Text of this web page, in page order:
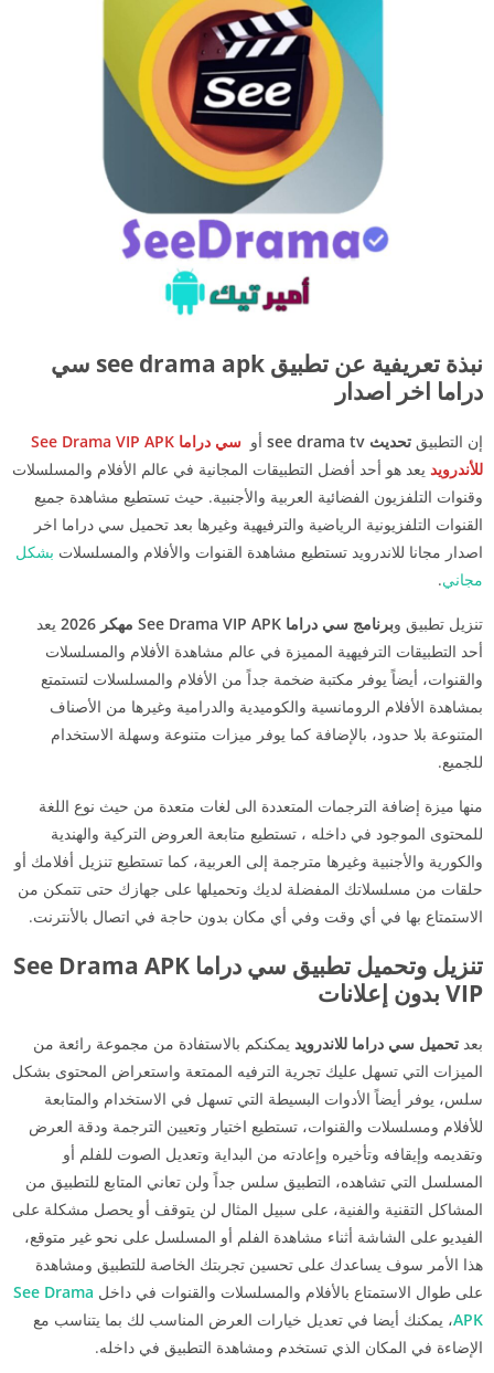
نبذة تعريفية عن تطبيق see drama apk سي
دراما اخر اصدار
إن التطبيق تحديث see drama tv أو
سي دراما See Drama VIP APK
للأندرويد يعد هو أحد أفضل التطبيقات المجانية في عالم الأفلام والمسلسلات
وقنوات التلفزيون الفضائية العربية والأجنبية. حيث تستطيع مشاهدة جميع
القنوات التلفزيونية الرياضية والترفيهية وغيرها بعد تحميل سي دراما اخر
اصدار مجانا للاندرويد تستطيع مشاهدة القنوات والأفلام والمسلسلات بشكل
مجاني.
تنزيل تطبيق وبرنامج سي دراما See Drama VIP APK مهكر 2026
يعد
أحد التطبيقات الترفيهية المميزة في عالم مشاهدة الأفلام والمسلسلات
والقنوات، أيضاً يوفر مكتبة ضخمة جداً من الأفلام والمسلسلات لتستمتع
بمشاهدة الأفلام الرومانسية والكوميدية والدرامية وغيرها من الأصناف
المتنوعة بلا حدود، بالإضافة كما يوفر ميزات متنوعة وسهلة الاستخدام
للجميع.
منها ميزة إضافة الترجمات المتعددة الى لغات متعدة من حيث نوع اللغة
للمحتوى الموجود في داخله ، تستطيع متابعة العروض التركية والهندية
والكورية والأجنبية وغيرها مترجمة إلى العربية، كما تستطيع تنزيل أفلامك أو
حلقات من مسلسلاتك المفضلة لديك وتحميلها على جهازك حتى تتمكن من
الاستمتاع بها في أي وقت وفي أي مكان بدون حاجة في اتصال بالأنترنت.
تنزيل وتحميل تطبيق سي دراما See Drama APK
VIP بدون إعلانات
بعد تحميل سي دراما للاندرويد يمكنكم بالاستفادة من مجموعة رائعة من
الميزات التي تسهل عليك تجرية الترفيه الممتعة واستعراض المحتوى بشكل
سلس، يوفر أيضاً الأدوات البسيطة التي تسهل في الاستخدام والمتابعة
للأفلام ومسلسلات والقنوات، تستطيع اختيار وتعيين الترجمة ودقة العرض
وتقديمه وإيقافه وتأخيره وإعادته من البداية وتعديل الصوت للفلم أو
المسلسل التي تشاهده، التطبيق سلس جداً ولن تعاني المتابع للتطبيق من
المشاكل التقنية والفنية، على سبيل المثال لن يتوقف أو يحصل مشكلة على
الفيديو على الشاشة أثناء مشاهدة الفلم أو المسلسل على نحو غير متوقع،
هذا الأمر سوف يساعدك على تحسين تجربتك الخاصة للتطبيق ومشاهدة
على طوال الاستمتاع بالأفلام والمسلسلات والقنوات في داخل See Drama
APK، يمكنك أيضا في تعديل خيارات العرض المناسب لك بما يتناسب مع
الإضاءة في المكان الذي تستخدم ومشاهدة التطبيق في داخله.